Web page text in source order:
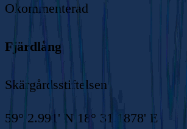
Okommenterad
Fjärdlång
Skärgårdsstiftelsen
59° 2.991' N 18° 31.1878' E